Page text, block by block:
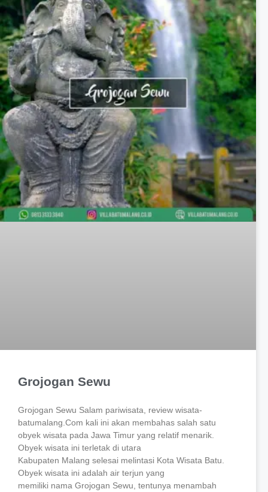
Grojogan Sewu
Grojogan Sewu Salam pariwisata, review wisata-
batumalang.Com kali ini akan membahas salah satu
obyek wisata pada Jawa Timur yang relatif menarik.
Obyek wisata ini terletak di utara
Kabupaten Malang selesai melintasi Kota Wisata Batu.
Obyek wisata ini adalah air terjun yang
memiliki nama Grojogan Sewu, tentunya menambah